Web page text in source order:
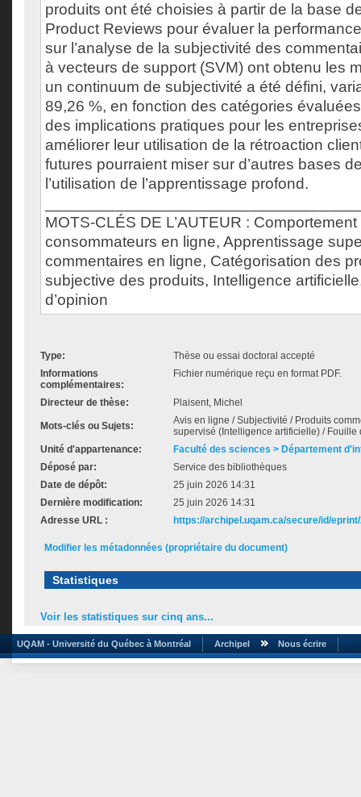
produits ont été choisies à partir de la base
Product Reviews pour évaluer la
sur l’analyse de la subjectivité des
à vecteurs de support (SVM) ont obtenu les
un continuum de subjectivité a été défini,
89,26 %, en fonction des catégories
des implications pratiques pour les
améliorer leur utilisation de la rétroaction
futures pourraient miser sur d’autres bases
l’utilisation de l’apprentissage profond.
MOTS-CLÉS DE L’AUTEUR :
consommateurs en ligne, Apprentissage
commentaires en ligne, Catégorisation des
subjective des produits, Intelligence
d’opinion
Type:
Thèse ou essai doctoral accepté
Informations
complémentaires:
Fichier numérique reçu en format PDF.
Directeur de thèse: Plaisent, Michel
Mots-clés ou Sujets:
Avis en ligne / Subjectivité / Produits
supervisé (Intelligence artificielle) / Fouille
Unité d'appartenance:
Faculté des sciences > Département
Déposé par:
Service des bibliothèques
Date de dépôt:
25 juin 2026 14:31
Dernière modification:
25 juin 2026 14:31
Adresse URL :
https://archipel.uqam.ca/secure/id/
Modifier les métadonnées (propriétaire du document)
Statistiques
Voir les statistiques sur cinq ans...
UQAM - Université du Québec à Montréal Archipel Nous écrire